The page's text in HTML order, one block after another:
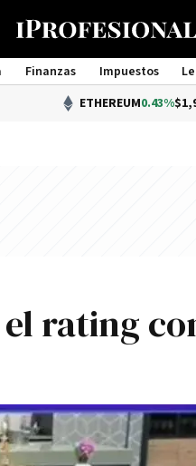
Finanzas Impuestos
Management
ETHEREUM 0.43%$1,905.84
rating